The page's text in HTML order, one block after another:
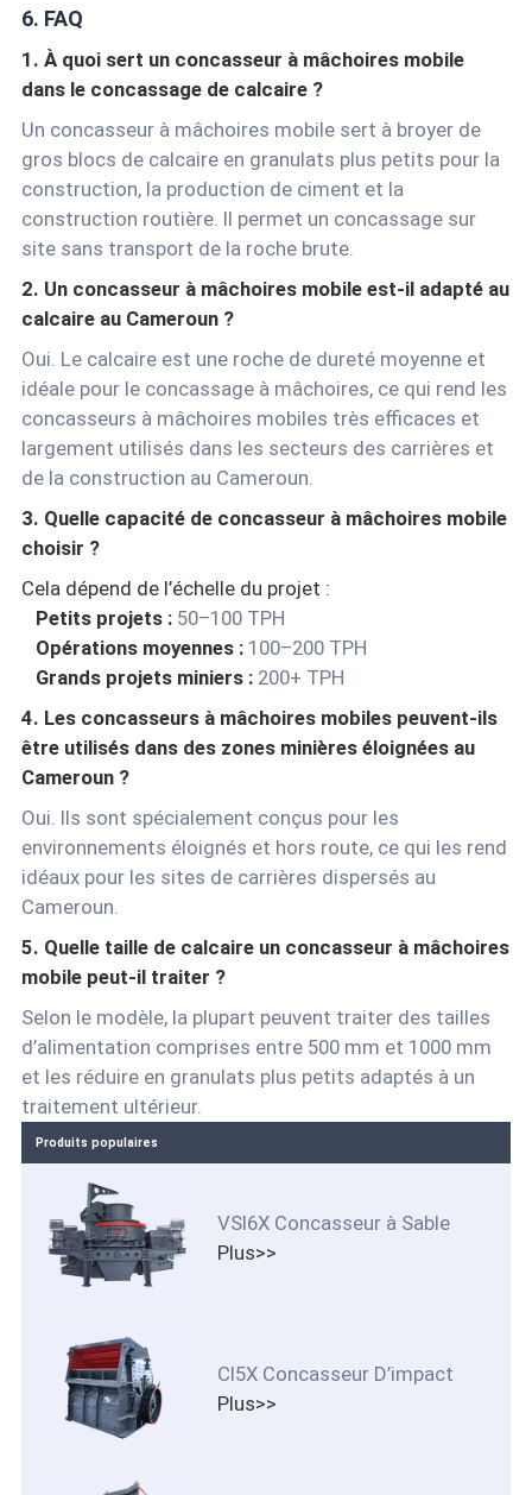
6. FAQ
1. À quoi sert un concasseur à mâchoires mobile
dans le concassage de calcaire ?
Un concasseur à mâchoires mobile sert à broyer de
gros blocs de calcaire en granulats plus petits pour la
construction, la production de ciment et la
construction routière. Il permet un concassage sur
site sans transport de la roche brute.
2. Un concasseur à mâchoires mobile est-il adapté au
calcaire au Cameroun ?
Oui. Le calcaire est une roche de dureté moyenne et
idéale pour le concassage à mâchoires, ce qui rend les
concasseurs à mâchoires mobiles très efficaces et
largement utilisés dans les secteurs des carrières et
de la construction au Cameroun.
3. Quelle capacité de concasseur à mâchoires mobile
choisir ?
Cela dépend de l’échelle du projet :
Petits projets :50–100 TPH
Opérations moyennes : 100–200 TPH
Grands projets miniers : 200+ TPH
4. Les concasseurs à mâchoires mobiles peuvent-ils
être utilisés dans des zones minières éloignées au
Cameroun ?
Oui. Ils sont spécialement conçus pour les
environnements éloignés et hors route, ce qui les rend
idéaux pour les sites de carrières dispersés au
Cameroun.
5. Quelle taille de calcaire un concasseur à mâchoires
mobile peut-il traiter ?
Selon le modèle, la plupart peuvent traiter des tailles
d’alimentation comprises entre 500 mm et 1000 mm
et les réduire en granulats plus petits adaptés à un
traitement ultérieur.
Produits populaires
VSI6X Concasseur à Sable
Plus>>
CI5X Concasseur D’impact
Plus>>